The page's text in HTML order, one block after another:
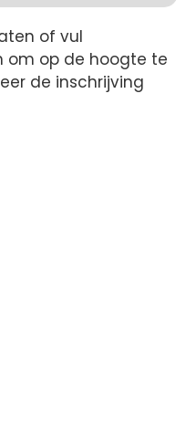
of vul
om op de hoogte te
de inschrijving